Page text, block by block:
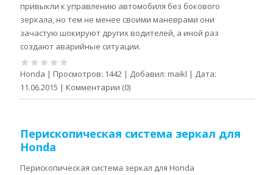
привыкли к управлению автомобиля без бокового
зеркала, но тем не менее своими маневрами они
зачастую шокируют других водителей, а иной раз
создают аварийные ситуации.
Honda | Просмотров: 1442 | Добавил: maikl | Дата:
11.06.2015 | Комментарии (0)
Перископическая система зеркал для
Honda
Перископическая система зеркал для Honda